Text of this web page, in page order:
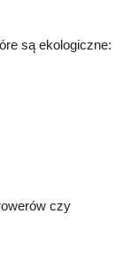
są ekologiczne:
czy